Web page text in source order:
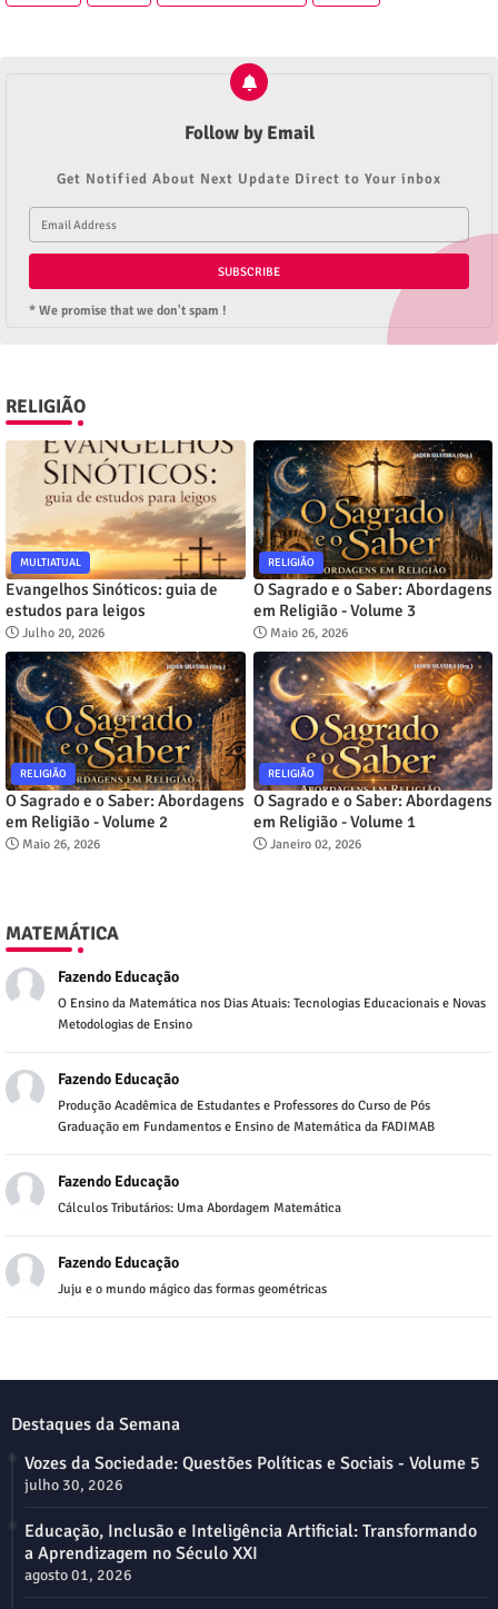
Follow by Email
Get Notified About Next Update Direct to Your inbox
* We promise that we don't spam !
RELIGIÃO
MULTIATUAL
Evangelhos Sinóticos: guia de
estudos para leigos
Julho 20, 2026
RELIGIÃO
O Sagrado e o Saber: Abordagens
em Religião - Volume 3
Maio 26, 2026
RELIGIÃO
O Sagrado e o Saber: Abordagens
em Religião - Volume 2
Maio 26, 2026
RELIGIÃO
O Sagrado e o Saber: Abordagens
em Religião - Volume 1
Janeiro 02, 2026
MATEMÁTICA
Fazendo Educação
O Ensino da Matemática nos Dias Atuais: Tecnologias Educacionais e Novas
Metodologias de Ensino
Fazendo Educação
Produção Acadêmica de Estudantes e Professores do Curso de Pós
Graduação em Fundamentos e Ensino de Matemática da FADIMAB
Fazendo Educação
Cálculos Tributários: Uma Abordagem Matemática
Fazendo Educação
Juju e o mundo mágico das formas geométricas
Destaques da Semana
Vozes da Sociedade: Questões Políticas e Sociais - Volume 5
julho 30, 2026
Educação, Inclusão e Inteligência Artificial: Transformando
a Aprendizagem no Século XXI
agosto 01, 2026